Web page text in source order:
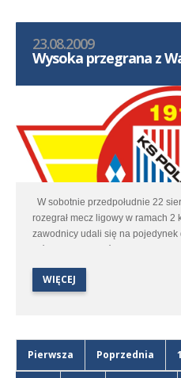
23.08.2009
Wysoka przegrana z
W sobotnie przedpołudnie 22
rozegrał mecz ligowy w ramach
zawodnicy udali się na pojedynek
głównych faworytów nie dał
WIĘCEJ
Pierwsza Poprzednia